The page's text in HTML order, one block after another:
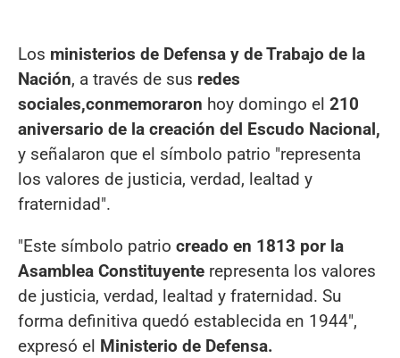
Los ministerios de Defensa y de Trabajo de la
Nación, a través de sus redes
sociales,conmemoraron hoy domingo el 210
aniversario de la creación del Escudo Nacional,
y señalaron que el símbolo patrio "representa
los valores de justicia, verdad, lealtad y
fraternidad".
"Este símbolo patrio creado en 1813 por la
Asamblea Constituyente representa los valores
de justicia, verdad, lealtad y fraternidad. Su
forma definitiva quedó establecida en 1944",
expresó el Ministerio de Defensa.